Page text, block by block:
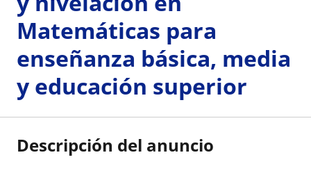
Matemáticas para
enseñanza básica, media
y educación superior
Descripción del anuncio